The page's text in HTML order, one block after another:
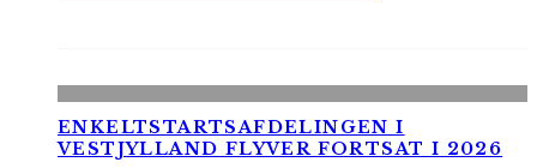
ENKELTSTARTSAFDELINGEN I
VESTJYLLAND FLYVER FORTSAT I 2026